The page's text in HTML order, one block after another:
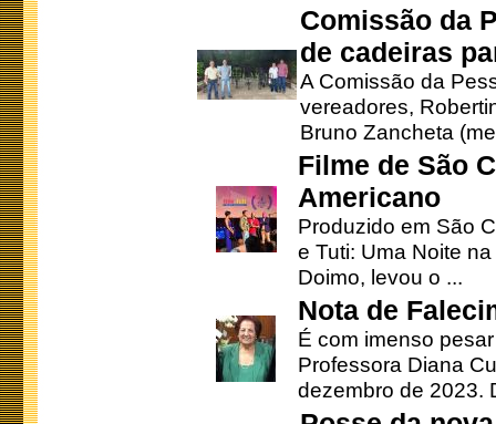
Comissão da
de cadeiras
A Comissão da
vereadores,
Bruno Zancheta
Filme de São
Americano
Produzido em São
e Tuti: Uma Noite
Doimo, levou o ...
Nota de
É com imenso
Professora Diana
dezembro de 2023.